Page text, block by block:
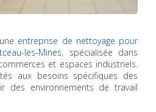
entreprise de nettoyage pour
les-Mines, spécialisée dans
et espaces industriels.
aux besoins spécifiques des
des environnements de travail